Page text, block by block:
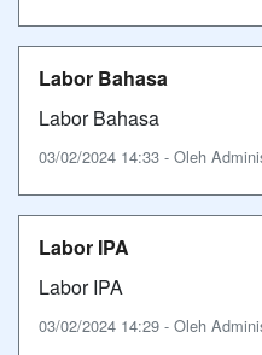
Labor Bahasa
Labor Bahasa
03/02/2024 14:33 - Oleh
Labor IPA
Labor IPA
03/02/2024 14:29 - Oleh